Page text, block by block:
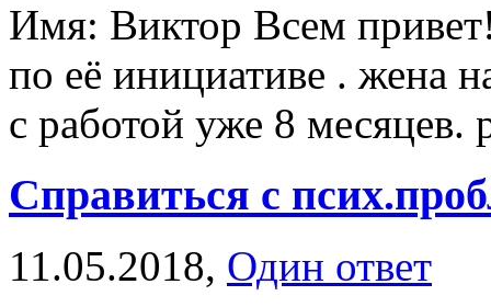
Имя: Виктор Всем
по её инициативе . жена
с работой уже 8 месяцев.
Справиться с
11.05.2018, Один ответ